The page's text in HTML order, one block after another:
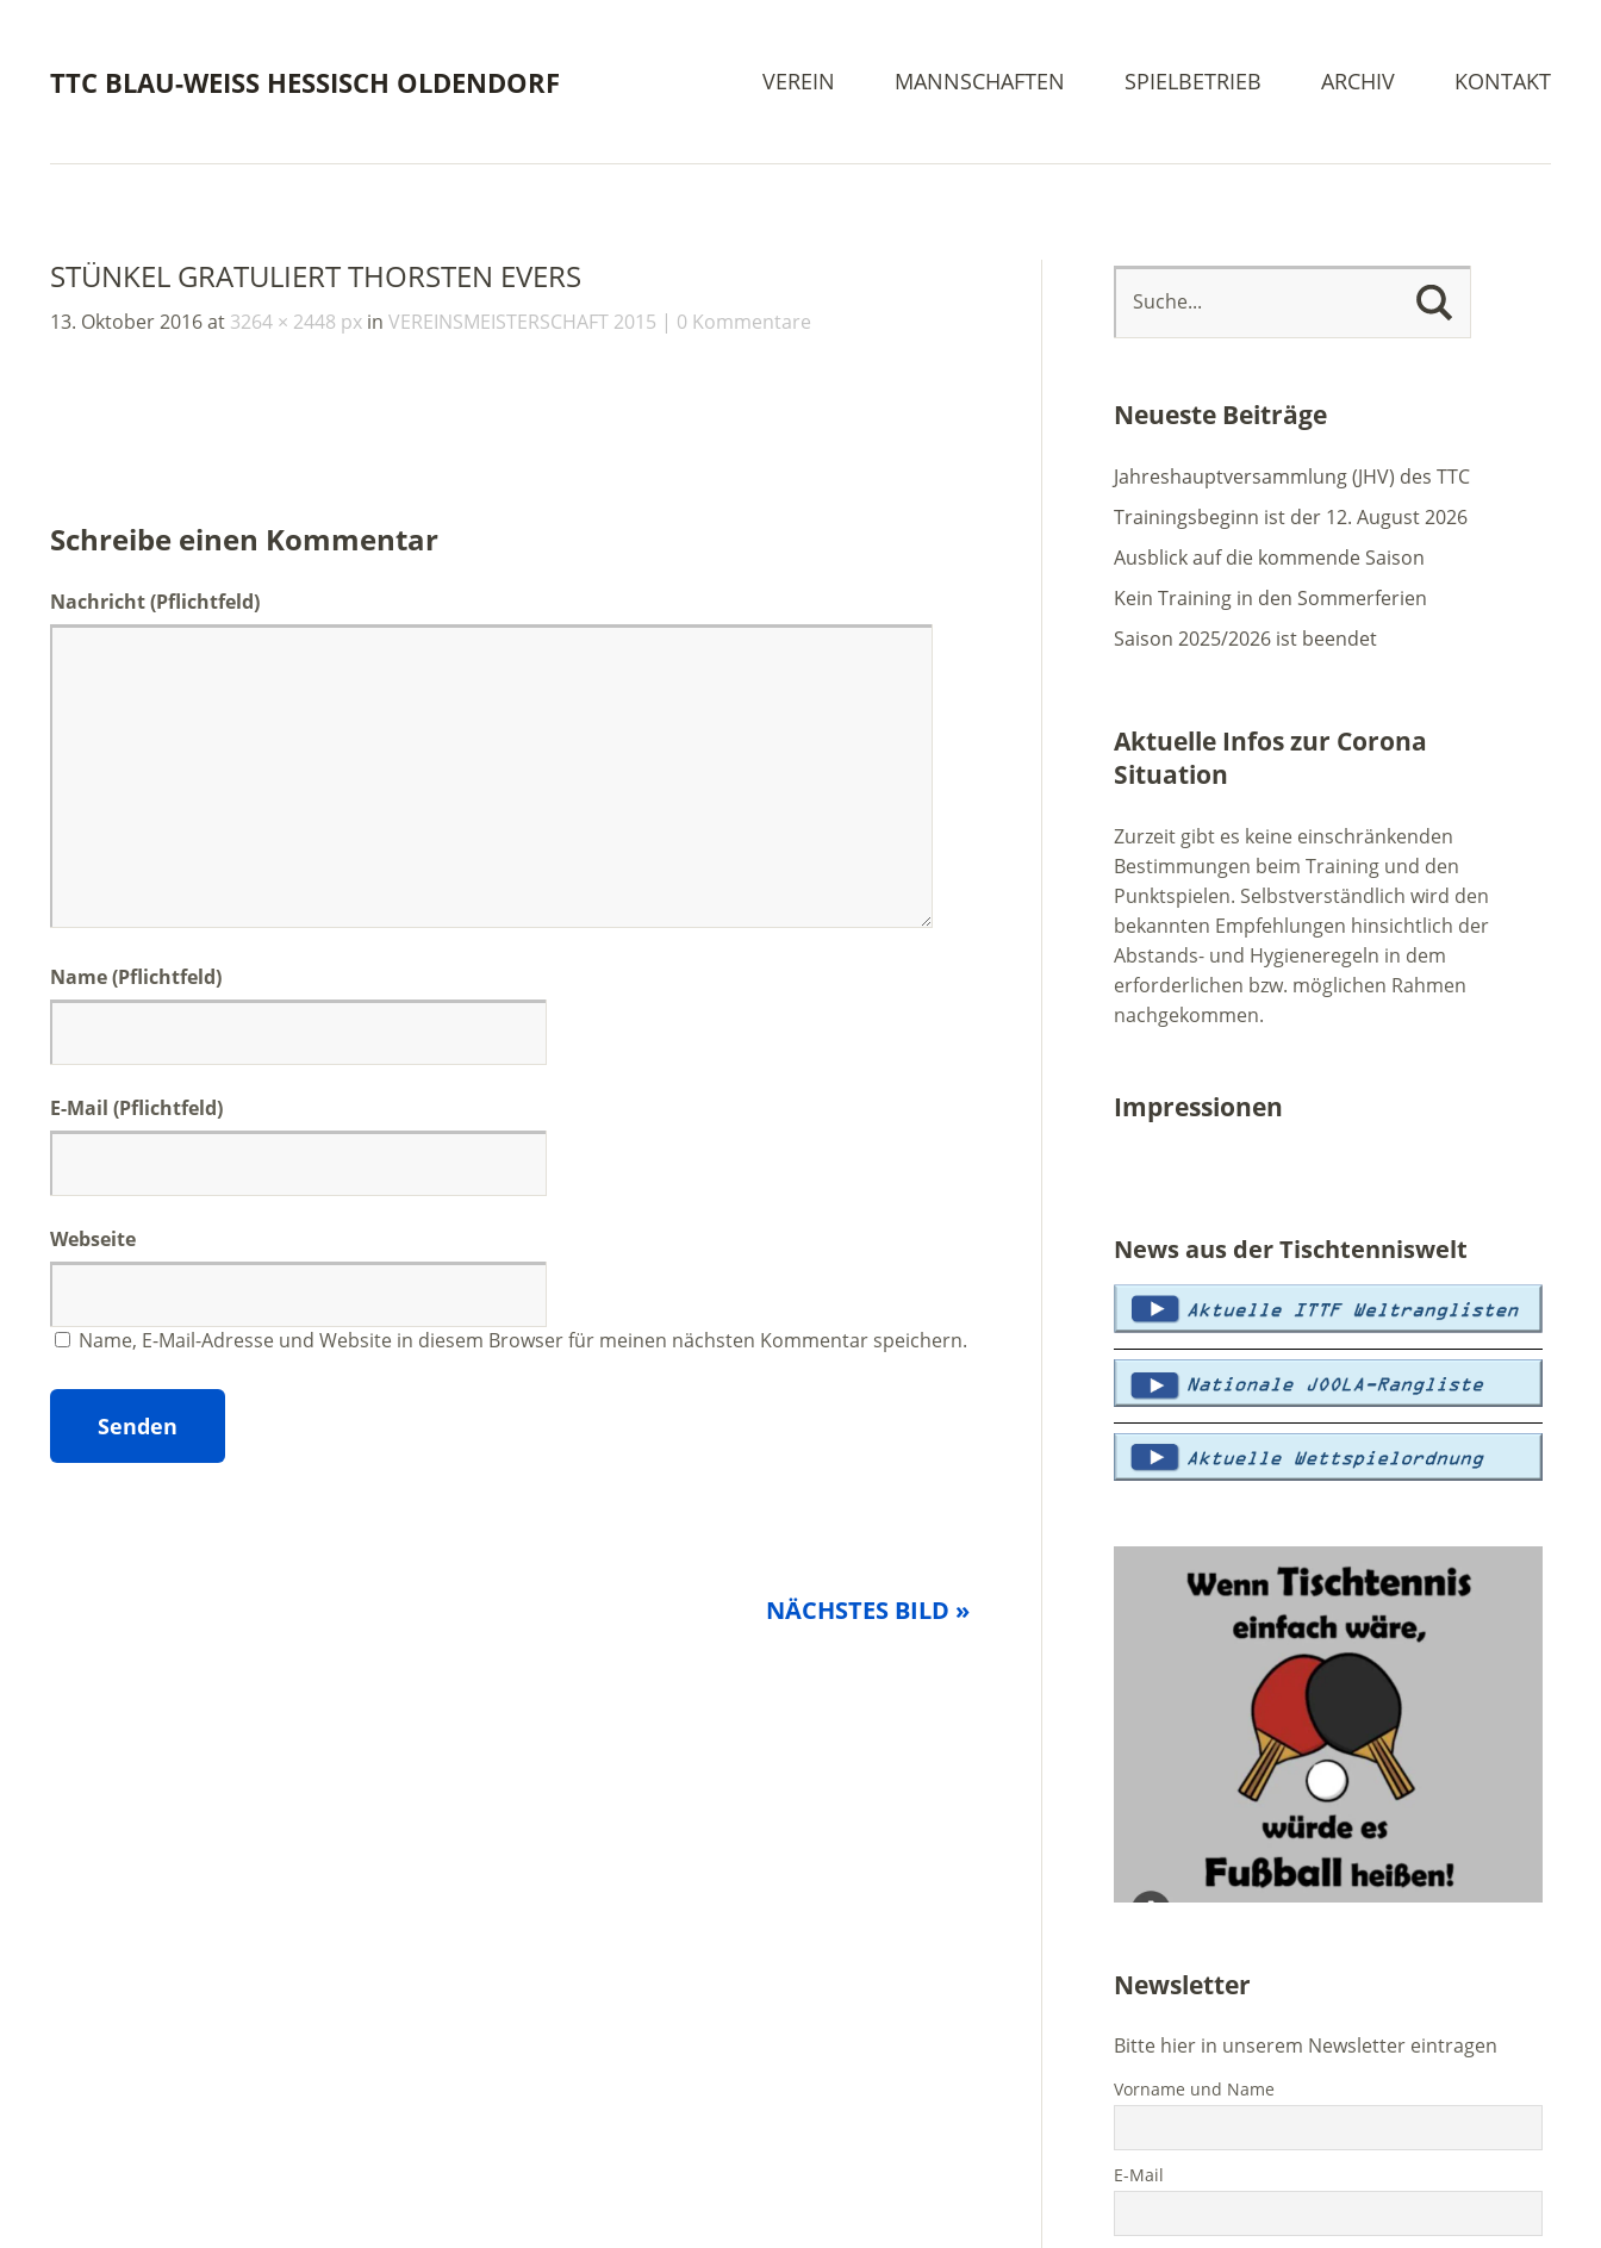
TTC BLAU-WEISS HESSISCH OLDENDORF VEREIN MANNSCHAFTEN SPIELBETRIEB ARCHIV KONTAKT
STÜNKEL GRATULIERT THORSTEN EVERS
13. Oktober 2016at 3264 × 2448 px in VEREINSMEISTERSCHAFT 2015 0 Kommentare
Schreibe einen Kommentar
Nachricht(Pflichtfeld)
Name(Pflichtfeld)
E-Mail (Pflichtfeld)
Webseite
Name, E-Mail-Adresse und Website in diesem Browser für meinen nächsten Kommentar speichern.
NÄCHSTES BILD »
Neueste Beiträge
Jahreshauptversammlung (JHV) des TTC
Trainingsbeginn ist der 12. August 2026
Ausblick auf die kommende Saison
Kein Training in den Sommerferien
Saison 2025/2026 ist beendet
Aktuelle Infos zur Corona
Situation
Zurzeit gibt es keine einschränkenden
Bestimmungen beim Training und den
Punktspielen. Selbstverständlich wird den
bekannten Empfehlungen hinsichtlich der
Abstands- und Hygieneregeln in dem
erforderlichen bzw. möglichen Rahmen
nachgekommen.
Impressionen
News aus der Tischtenniswelt
Newsletter
Bitte hier in unserem Newsletter eintragen
Vorname und Name
E-Mail